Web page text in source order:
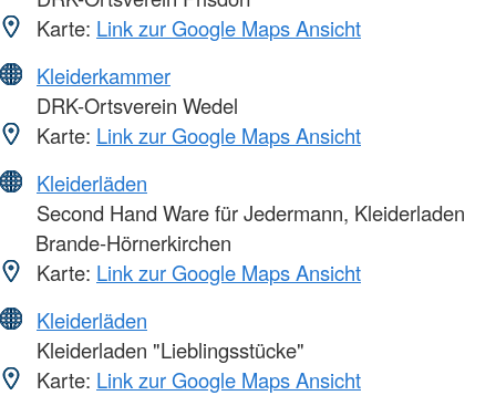
Karte: Link zur Google Maps Ansicht
Kleiderkammer
DRK-Ortsverein Wedel
Karte: Link zur Google Maps Ansicht
Kleiderläden
Second Hand Ware für Jedermann, Kleiderladen
Brande-Hörnerkirchen
Karte: Link zur Google Maps Ansicht
Kleiderläden
Kleiderladen "Lieblingsstücke"
Karte: Link zur Google Maps Ansicht